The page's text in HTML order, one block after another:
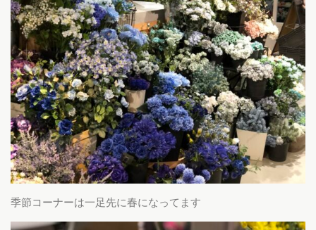
季節コーナーは一足先に春になってます